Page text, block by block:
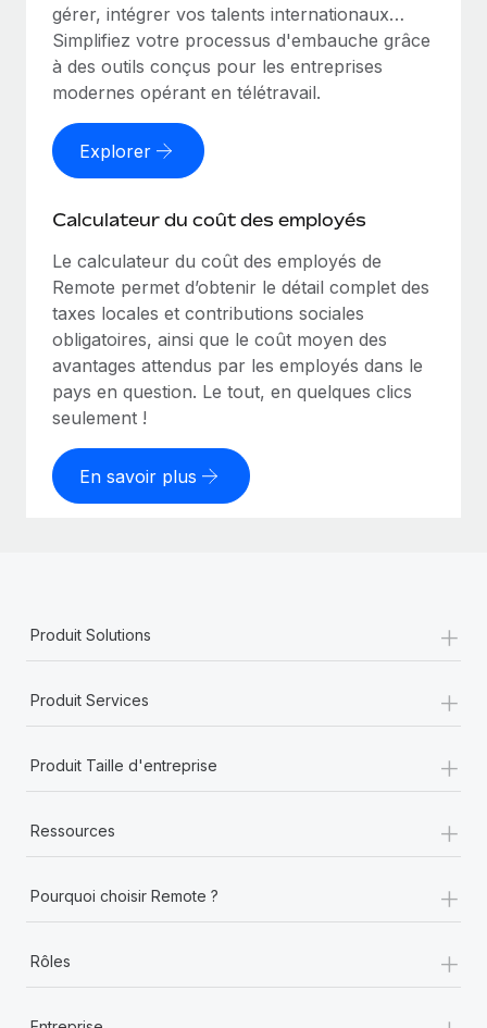
gérer, intégrer vos talents internationaux…
Simplifiez votre processus d'embauche grâce
à des outils conçus pour les entreprises
modernes opérant en télétravail.
Explorer
Calculateur du coût des employés
Le calculateur du coût des employés de
Remote permet d’obtenir le détail complet des
taxes locales et contributions sociales
obligatoires, ainsi que le coût moyen des
avantages attendus par les employés dans le
pays en question. Le tout, en quelques clics
seulement !
En savoir plus
Produit Solutions +
Produit Services +
Produit Taille d'entreprise +
Ressources +
Pourquoi choisir Remote ? +
Rôles +